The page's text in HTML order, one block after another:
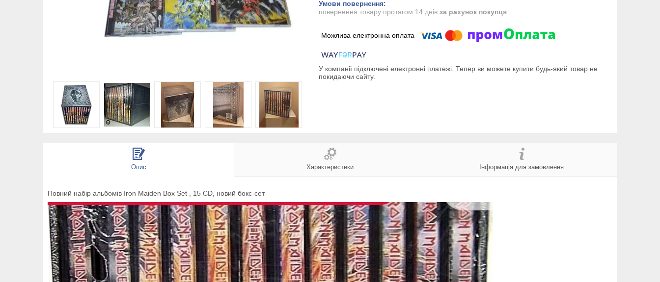
повернення товару протягом 14 днів за рахунок покупця
У компанії підключені електронні платежі. Тепер ви можете купити будь-який товар не
покидаючи сайту.
Опис Характеристики Інформація для замовлення
Повний набір альбомів Iron Maiden Box Set , 15 CD, новий бокс-сет